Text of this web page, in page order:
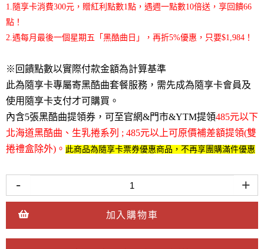
1.隨享卡消費300元，贈紅利點數1點，遇週一點數10倍送，享回饋66
點！
2.遇每月最後一個星期五「黑酷曲日」，再折5%優惠，只要$1,984！
※回饋點數以實際付款金額為計算基準
此為隨享卡專屬寄黑酷曲套餐服務，需先成為隨享卡會員及
使用隨享卡支付才可購買。
內含5張黑酷曲提領券，可至官網&門市&YTM提領485元以下
北海道黑酷曲、 生乳捲系列 ; 485元以上可原價補差額提領(雙
捲禮盒除外) 。 此商品為隨享卡票券優惠商品，不再享團購滿件優惠
- +
加入購物車